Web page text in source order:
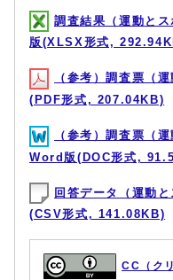
調査結果（運動と
版(XLSX形式,
（参考）調査票（
(PDF形式, 207.04KB)
（参考）調査票（
Word版(DOC形式,
回答データ（運動
(CSV形式, 141.08KB)
CC（ク